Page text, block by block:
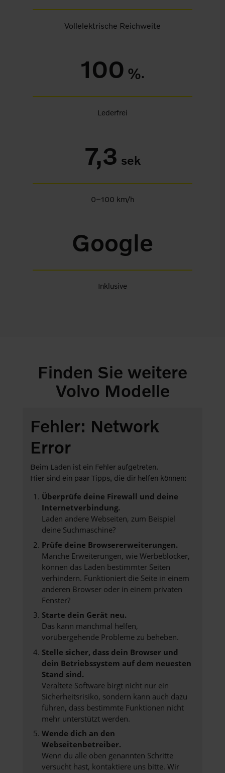
Vollelektrische Reichweite
100 %.
Lederfrei
7,3 sek
0–100 km/h
Google
Inklusive
Finden Sie weitere
Volvo Modelle
Fehler: Network
Error
Beim Laden ist ein Fehler aufgetreten.
Hier sind ein paar Tipps, die dir helfen können:
Überprüfe deine Firewall und deine
Internetverbindung.
Laden andere Webseiten, zum Beispiel
deine Suchmaschine?
Prüfe deine Browsererweiterungen.
Manche Erweiterungen, wie Werbeblocker,
können das Laden bestimmter Seiten
verhindern. Funktioniert die Seite in einem
anderen Browser oder in einem privaten
Fenster?
Starte dein Gerät neu.
Das kann manchmal helfen,
vorübergehende Probleme zu beheben.
Stelle sicher, dass dein Browser und
dein Betriebssystem auf dem neuesten
Stand sind.
Veraltete Software birgt nicht nur ein
Sicherheitsrisiko, sondern kann auch dazu
führen, dass bestimmte Funktionen nicht
mehr unterstützt werden.
Wende dich an den
Webseitenbetreiber.
Wenn du alle oben genannten Schritte
versucht hast, kontaktiere uns bitte. Wir